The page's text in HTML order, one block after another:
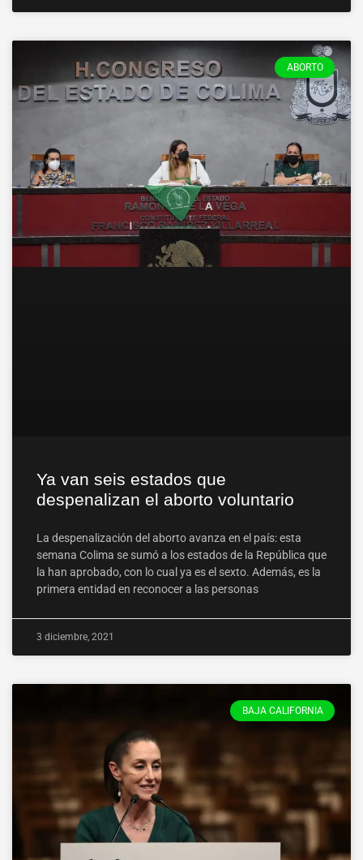
ABORTO
Ya van seis estados que
despenalizan el aborto voluntario
La despenalización del aborto avanza en el país: esta
semana Colima se sumó a los estados de la República que
la han aprobado, con lo cual ya es el sexto. Además, es la
primera entidad en reconocer a las personas
3 diciembre, 2021
BAJA CALIFORNIA